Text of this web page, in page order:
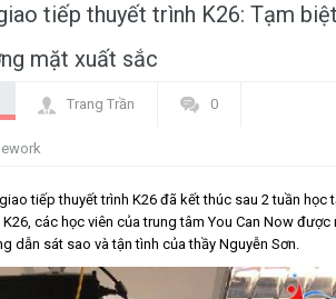
tiếp thuyết trình K26: Tạm
mặt xuất sắc
Trang Trần 0
tiếp thuyết trình K26 đã kết thúc sau 2 tuần học
các học viên của trung tâm You Can Now được
dẫn sát sao và tận tình của thầy Nguyễn Sơn.